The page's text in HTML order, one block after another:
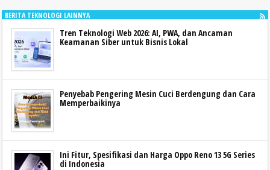
BERITA TEKNOLOGI LAINNYA
Tren Teknologi Web 2026: AI, PWA, dan Ancaman
Keamanan Siber untuk Bisnis Lokal
Penyebab Pengering Mesin Cuci Berdengung dan Cara
Memperbaikinya
Ini Fitur, Spesifikasi dan Harga Oppo Reno 13 5G Series
di Indonesia